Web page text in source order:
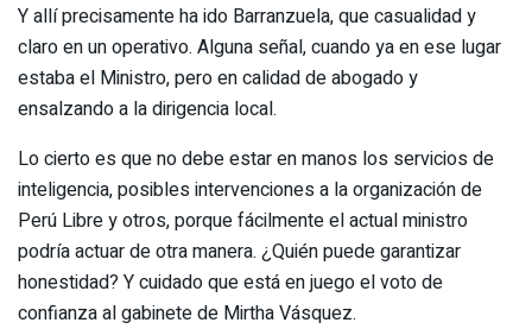
Y allí precisamente ha ido Barranzuela, que casualidad y
claro en un operativo. Alguna señal, cuando ya en ese lugar
estaba el Ministro, pero en calidad de abogado y
ensalzando a la dirigencia local.
Lo cierto es que no debe estar en manos los servicios de
inteligencia, posibles intervenciones a la organización de
Perú Libre y otros, porque fácilmente el actual ministro
podría actuar de otra manera. ¿Quién puede garantizar
honestidad? Y cuidado que está en juego el voto de
confianza al gabinete de Mirtha Vásquez.